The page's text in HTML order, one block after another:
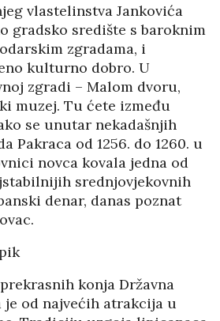
vlastelinstva Jankovića
gradsko središte s baroknim
zgradama, i
kulturno dobro. U
zgradi – Malom dvoru,
muzej. Tu ćete između
se unutar nekadašnjih
Pakraca od 1256. do 1260. u
novca kovala jedna od
srednjovjekovnih
denar, danas poznat
konja Državna
od najvećih atrakcija u